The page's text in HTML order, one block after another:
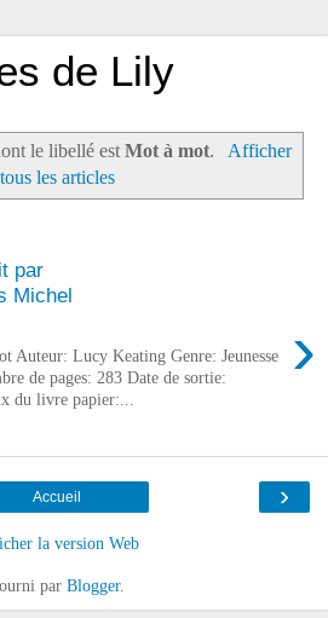
de Lily
le libellé estMot à mot.
Afficher
tous les articles
par
Michel
›
Auteur: Lucy Keating Genre: Jeunesse
de pages: 283 Date de sortie:
du livre papier:...
›
Accueil
la version Web
par Blogger.